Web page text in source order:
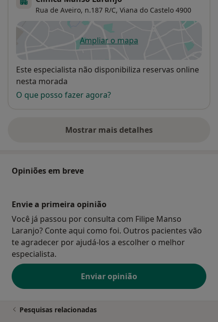
Rua de Aveiro, n.187 R/C, Viana do Castelo 4900
Ampliar o mapaabre num novo separador
Disponibilidade
Este especialista não disponibiliza reservas online
nesta morada
O que posso fazer agora?
Mostrar mais detalhes
sobre o endereço
Opiniões em breve
Envie a primeira opinião
Você já passou por consulta com Filipe Manso
Laranjo? Conte aqui como foi. Outros pacientes vão
te agradecer por ajudá-los a escolher o melhor
especialista.
Enviar opinião
Pesquisas relacionadas